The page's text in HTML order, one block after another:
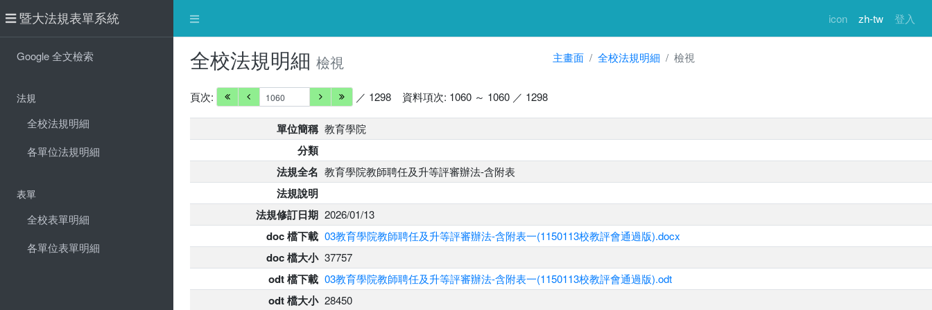
icon zh-tw 登入
暨大法規表單系統
Google 全文檢索
法規
全校法規明細
各單位法規明細
表單
全校表單明細
各單位表單明細
全校法規明細 檢視 主畫面 全校法規明細 檢視
頁次: ／ 1298 資料項次: 1060 ～ 1060 ／ 1298
單位簡稱 教育學院
分類
法規全名 教育學院教師聘任及升等評審辦法-含附表
法規說明
法規修訂日期 2026/01/13
doc 檔下載 03教育學院教師聘任及升等評審辦法-含附表一(1150113校教評會通過版).docx
doc 檔大小 37757
odt 檔下載 03教育學院教師聘任及升等評審辦法-含附表一(1150113校教評會通過版).odt
odt 檔大小 28450